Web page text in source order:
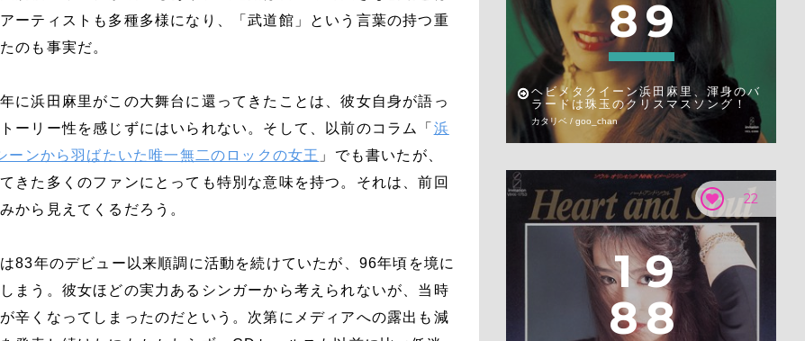
ーティストも多種多様になり、「武道館」という言葉の持つ重
のも事実だ。
に浜田麻里がこの大舞台に還ってきたことは、彼女自身が語っ
ーリー性を感じずにはいられない。そして、以前のコラム「 浜
ンから羽ばたいた唯一無二のロックの女王 」でも書いたが、
きた多くのファンにとっても特別な意味を持つ。それは、前回
から見えてくるだろう。
83年のデビュー以来順調に活動を続けていたが、96年頃を境に
まう。彼女ほどの実力あるシンガーから考えられないが、当時
辛くなってしまったのだという。次第にメディアへの露出も減
89
ヘビメタクイーン浜田麻里、渾身のバ
ラードは珠玉のクリスマスソング！
カタリベ / goo_chan
22
1 9
88